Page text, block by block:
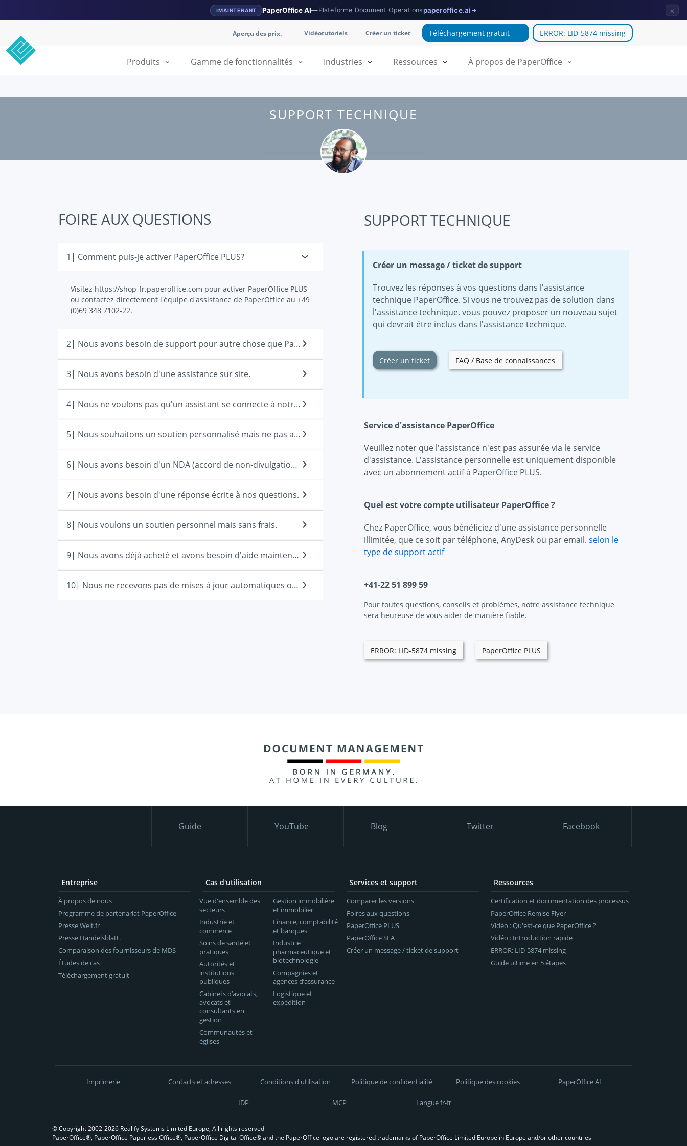
MAINTENANT PaperOffice AI—Plateforme Document Operations paperoffice.ai → ×
Aperçu des prix. Vidéotutoriels Créer un ticket Téléchargement gratuit ERROR: LID-5874 missing
À propos de PaperOffice
Ressources
Industries
Gamme de fonctionnalités
Produits
SUPPORT TECHNIQUE
FOIRE AUX QUESTIONS SUPPORT TECHNIQUE
1| Comment puis-je activer PaperOffice PLUS?
Visitez https://shop-fr.paperoffice.com pour activer PaperOffice PLUS
ou contactez directement l'équipe d'assistance de PaperOffice au +49
(0)69 348 7102-22.
2| Nous avons besoin de support pour autre chose que PaperOffice
3| Nous avons besoin d'une assistance sur site.
4| Nous ne voulons pas qu'un assistant se connecte à notre système.
5| Nous souhaitons un soutien personnalisé mais ne pas activer PaperOffice PLUS.
6| Nous avons besoin d'un NDA (accord de non-divulgation, accord de confidentialité)
7| Nous avons besoin d'une réponse écrite à nos questions.
8| Nous voulons un soutien personnel mais sans frais.
9| Nous avons déjà acheté et avons besoin d'aide maintenant.
10| Nous ne recevons pas de mises à jour automatiques ou de nouvelles versions.
Créer un message / ticket de support
Trouvez les réponses à vos questions dans l'assistance
technique PaperOffice. Si vous ne trouvez pas de solution dans
l'assistance technique, vous pouvez proposer un nouveau sujet
qui devrait être inclus dans l'assistance technique.
Créer un ticket FAQ / Base de connaissances
Service d'assistance PaperOffice
Veuillez noter que l'assistance n'est pas assurée via le service
d'assistance. L'assistance personnelle est uniquement disponible
avec un abonnement actif à PaperOffice PLUS.
Quel est votre compte utilisateur PaperOffice ?
Chez PaperOffice, vous bénéficiez d'une assistance personnelle
illimitée, que ce soit par téléphone, AnyDesk ou par email. selon le
type de support actif
+41-22 51 899 59
Pour toutes questions, conseils et problèmes, notre assistance technique
sera heureuse de vous aider de manière fiable.
ERROR: LID-5874 missing PaperOffice PLUS
Guide YouTube Blog Twitter Facebook
Entreprise
À propos de nous
Programme de partenariat PaperOffice
Presse Welt.fr
Presse Handelsblatt.
Comparaison des fournisseurs de MDS
Études de cas
Téléchargement gratuit
Cas d'utilisation
Vue d'ensemble des
secteurs
Industrie et
commerce
Soins de santé et
pratiques
Autorités et
institutions
publiques
Cabinets d’avocats,
avocats et
consultants en
gestion
Communautés et
églises
Gestion immobilière
et immobilier
Finance, comptabilité
et banques
Industrie
pharmaceutique et
biotechnologie
Compagnies et
agences d’assurance
Logistique et
expédition
Services et support
Comparer les versions
Foires aux questions
PaperOffice PLUS
PaperOffice SLA
Créer un message / ticket de support
Ressources
Certification et documentation des processus
PaperOffice Remise Flyer
Vidéo : Qu'est-ce que PaperOffice ?
Vidéo : Introduction rapide
ERROR: LID-5874 missing
Guide ultime en 5 étapes
Imprimerie Contacts et adresses Conditions d'utilisation Politique de confidentialité Politique des cookies PaperOffice AI
IDP MCP Langue fr-fr
© Copyright 2002-2026 Realify Systems Limited Europe, All rights reserved
PaperOffice®, PaperOffice Paperless Office®, PaperOffice Digital Office® and the PaperOffice logo are registered trademarks of PaperOffice Limited Europe in Europe and/or other countries